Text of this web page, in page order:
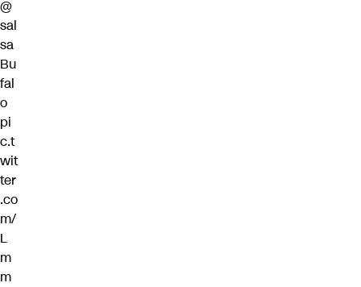
@
sal
sa
Bu
fal
o
pi
c.t
wit
ter
.co
m/
L
m
m